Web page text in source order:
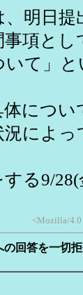
明日提
項と
いて」
につい
況によ
る9/
<Mozilla/4.0
の回答を一切